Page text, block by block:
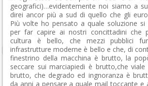
geografici)…evidentemente noi siamo a
direi ancor più a sud di quello che gli
Più volte ho pensato a quale soluzione
per far capire ai nostri concittadini che
cultura è bello, che mezzi pubblici
infrastrutture moderne è bello e che, di
finestrino della macchina è brutto, la
seccare sui marciapiedi è brutto,che
brutto, che degrado ed ingnoranza è
da anni a pensare a quale mail toccante e